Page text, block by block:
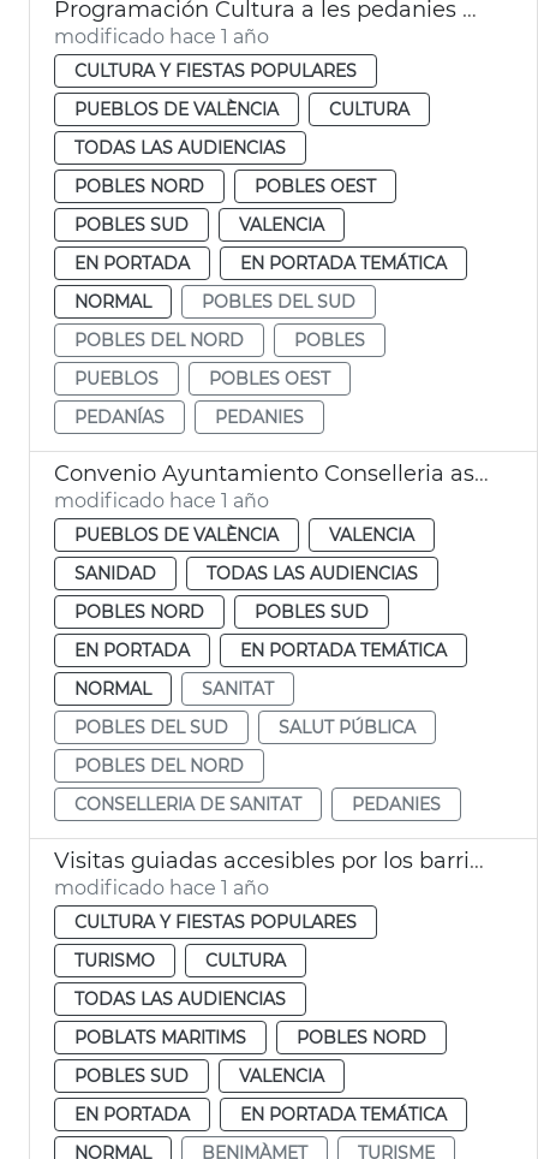
Programación Cultura a les pedanies València
modificado hace 1 año
CULTURA Y FIESTAS POPULARES
PUEBLOS DE VALÈNCIA
CULTURA
TODAS LAS AUDIENCIAS
POBLES NORD
POBLES OEST
POBLES SUD
VALENCIA
EN PORTADA
EN PORTADA TEMÁTICA
NORMAL
POBLES DEL SUD
POBLES DEL NORD
POBLES
PUEBLOS
POBLES OEST
PEDANÍAS
PEDANIES
Convenio Ayuntamiento Conselleria asistencia médica pedanías València
modificado hace 1 año
PUEBLOS DE VALÈNCIA
VALENCIA
SANIDAD
TODAS LAS AUDIENCIAS
POBLES NORD
POBLES SUD
EN PORTADA
EN PORTADA TEMÁTICA
NORMAL
SANITAT
POBLES DEL SUD
SALUT PÚBLICA
POBLES DEL NORD
CONSELLERIA DE SANITAT
PEDANIES
Visitas guiadas accesibles por los barrios de la ciudad
modificado hace 1 año
CULTURA Y FIESTAS POPULARES
TURISMO
CULTURA
TODAS LAS AUDIENCIAS
POBLATS MARITIMS
POBLES NORD
POBLES SUD
VALENCIA
EN PORTADA
EN PORTADA TEMÁTICA
NORMAL
BENIMÀMET
TURISME